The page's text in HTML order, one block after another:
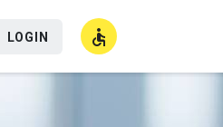
LOGIN High Contrast